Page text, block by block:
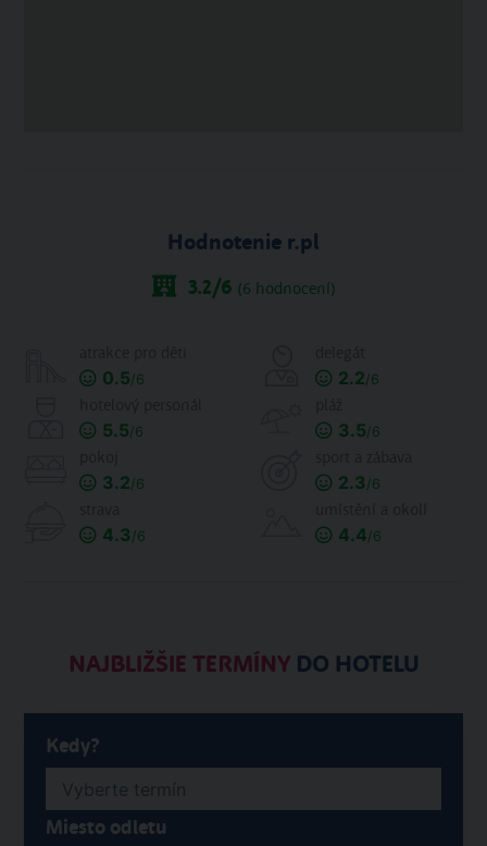
Hodnotenie r.pl
3.2/6 (6 hodnocení)
0.5/6 2.2/6
5.5/6 3.5/6
3.2/6 2.3/6
4.3/6 4.4/6
NAJBLIŽŠIE TERMÍNYDO HOTELU
Kedy?
Miesto odletu